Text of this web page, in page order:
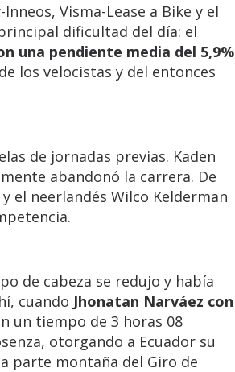
Visma-Lease a Bike y el
dificultad del día: el
una pendiente media del 5,9%
los velocistas y del entonces
de jornadas previas. Kaden
abandonó la carrera. De
el neerlandés Wilco Kelderman
de cabeza se redujo y había
cuando Jhonatan Narváez con
un tiempo de 3 horas 08
otorgando a Ecuador su
parte montaña del Giro de